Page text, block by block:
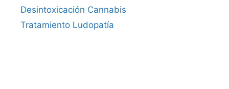
Desintoxicación Cannabis
Tratamiento Ludopatía